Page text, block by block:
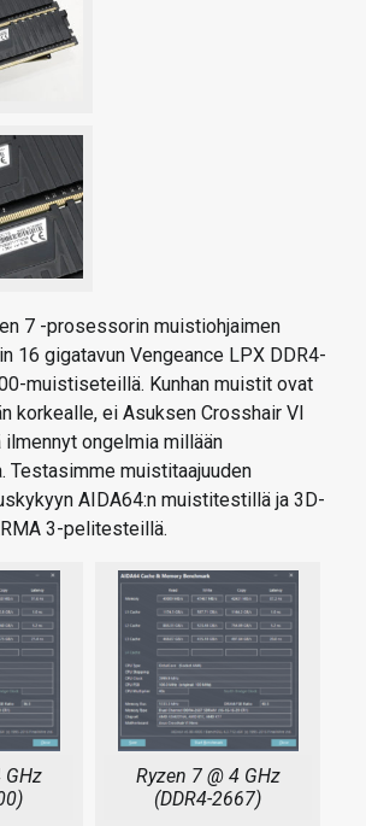
7 -prosessorin muistiohjaimen
16 gigatavun Vengeance LPX DDR4-
muistiseteillä. Kunhan muistit ovat
korkealle, ei Asuksen Crosshair VI
ongelmia millään
Testasimme muistitaajuuden
AIDA64:n muistitestillä ja 3D-
3-pelitesteillä.
GHz
Ryzen 7 @ 4 GHz
(DDR4-2667)